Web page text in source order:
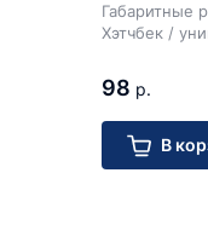
Габаритные
Хэтчбек /
98 р.
В